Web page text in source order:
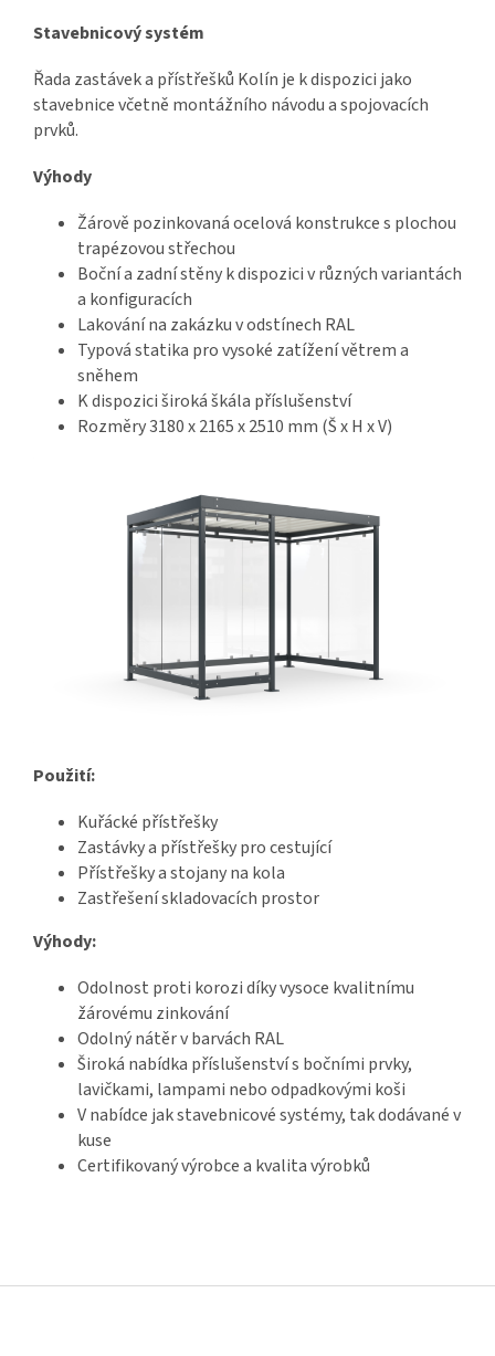
Stavebnicový systém
Řada zastávek a přístřešků Kolín je k dispozici jako
stavebnice včetně montážního návodu a spojovacích
prvků.
Výhody
Žárově pozinkovaná ocelová konstrukce s plochou
trapézovou střechou
Boční a zadní stěny k dispozici v různých variantách
a konfiguracích
Lakování na zakázku v odstínech RAL
Typová statika pro vysoké zatížení větrem a
sněhem
K dispozici široká škála příslušenství
Rozměry 3180 x 2165 x 2510 mm (Š x H x V)
Použití:
Kuřácké přístřešky
Zastávky a přístřešky pro cestující
Přístřešky a stojany na kola
Zastřešení skladovacích prostor
Výhody:
Odolnost proti korozi díky vysoce kvalitnímu
žárovému zinkování
Odolný nátěr v barvách RAL
Široká nabídka příslušenství s bočními prvky,
lavičkami, lampami nebo odpadkovými koši
V nabídce jak stavebnicové systémy, tak dodávané v
kuse
Certifikovaný výrobce a kvalita výrobků